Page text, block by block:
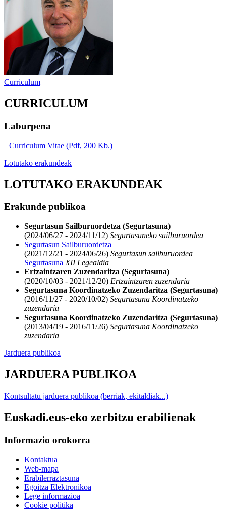
Curriculum
CURRICULUM
Laburpena
Curriculum Vitae (Pdf, 200 Kb.)
Lotutako erakundeak
LOTUTAKO ERAKUNDEAK
Erakunde publikoa
Segurtasun Sailburuordetza (Segurtasuna)
(2024/06/27 - 2024/11/12) Segurtasuneko sailburuordea
Segurtasun Sailburuordetza
(2021/12/21 - 2024/06/26) Segurtasun sailburuordea
Segurtasuna XII Legealdia
Ertzaintzaren Zuzendaritza (Segurtasuna)
(2020/10/03 - 2021/12/20) Ertzaintzaren zuzendaria
Segurtasuna Koordinatzeko Zuzendaritza (Segurtasuna)
(2016/11/27 - 2020/10/02) Segurtasuna Koordinatzeko
zuzendaria
Segurtasuna Koordinatzeko Zuzendaritza (Segurtasuna)
(2013/04/19 - 2016/11/26) Segurtasuna Koordinatzeko
zuzendaria
Jarduera publikoa
JARDUERA PUBLIKOA
Kontsultatu jarduera publikoa (berriak, ekitaldiak...)
Euskadi.eus-eko zerbitzu erabilienak
Informazio orokorra
Kontaktua
Web-mapa
Erabilerraztasuna
Egoitza Elektronikoa
Lege informazioa
Cookie politika